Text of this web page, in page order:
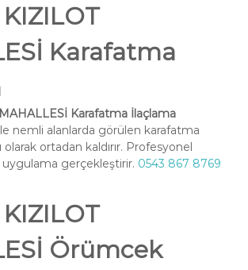
Karafatma
Karafatma İlaçlama
nemli alanlarda görülen karafatma
olarak ortadan kaldırır. Profesyonel
uygulama gerçekleştirir. 0543 867 8769
Örümcek